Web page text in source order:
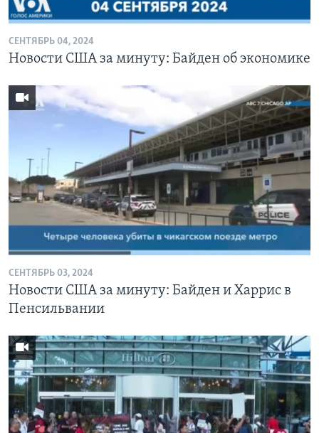
СЕНТЯБРЬ 04, 2024
Новости США за минуту: Байден об экономике
СЕНТЯБРЬ 03, 2024
Новости США за минуту: Байден и Харрис в
Пенсильвании